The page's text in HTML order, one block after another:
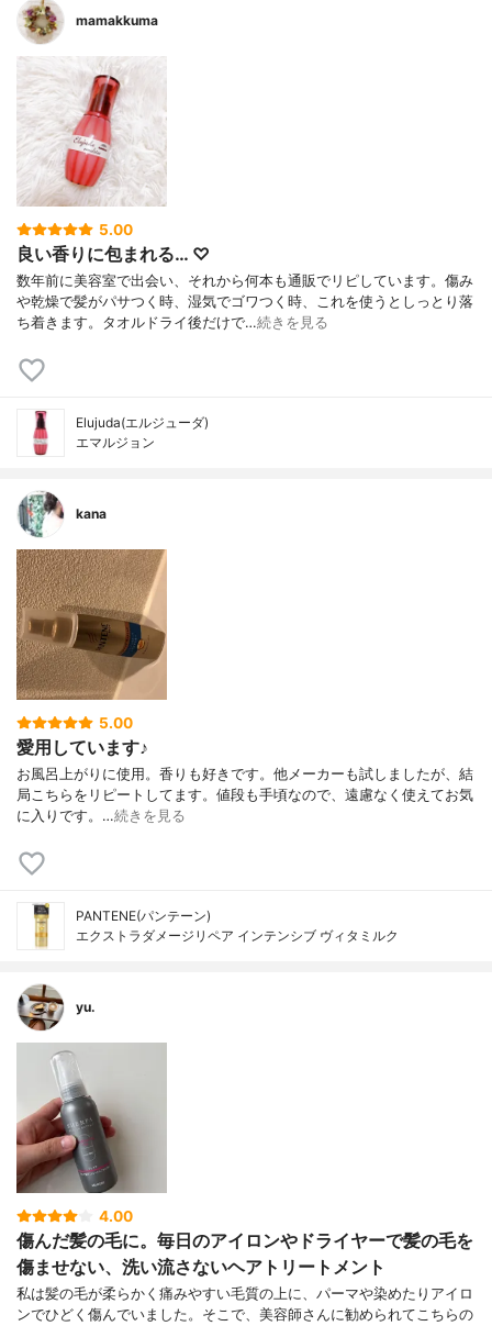
mamakkuma
5.00
良い香りに包まれる… ♡
数年前に美容室で出会い、それから何本も通販でリピしています。傷み
や乾燥で髪がパサつく時、湿気でゴワつく時、これを使うとしっとり落
ち着きます。タオルドライ後だけで…続きを見る
Elujuda(エルジューダ)
エマルジョン
kana
5.00
愛用しています♪
お風呂上がりに使用。香りも好きです。他メーカーも試しましたが、結
局こちらをリピートしてます。値段も手頃なので、遠慮なく使えてお気
に入りです。…続きを見る
PANTENE(パンテーン)
エクストラダメージリペア インテンシブ ヴィタミルク
yu.
4.00
傷んだ髪の毛に。毎日のアイロンやドライヤーで髪の毛を
傷ませない、洗い流さないヘアトリートメント
私は髪の毛が柔らかく痛みやすい毛質の上に、パーマや染めたりアイロ
ンでひどく傷んでいました。そこで、美容師さんに勧められてこちらの